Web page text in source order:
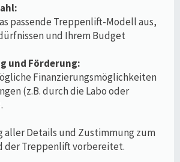
passende Treppenlift-Modell aus,
und Ihrem Budget
und Förderung:
Finanzierungsmöglichkeiten
(z.B. durch die Labo oder
aller Details und Zustimmung zum
der Treppenlift vorbereitet.